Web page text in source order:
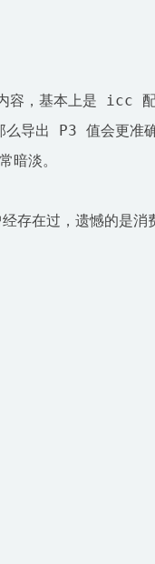
容，基本上是
导出 P3 值会更准
淡。